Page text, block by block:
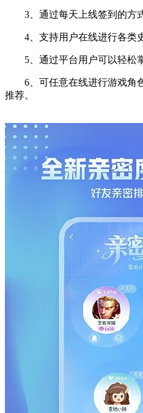
3、通过每天上线签到的方
4、支持用户在线进行各类
5、通过平台用户可以轻松
6、可任意在线进行游戏角
推荐。